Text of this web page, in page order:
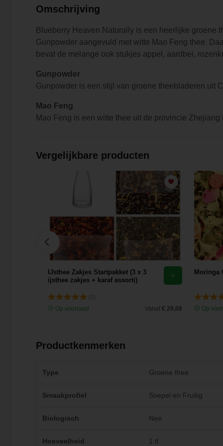
Omschrijving
Blueberry Heaven Naturally is een heerlijke groene
Gunpowder aangevuld met witte Mao Feng thee.
bevat de melange ook stukjes appel, aardbei,
Gunpowder
Gunpowder is een stijl van groene theebladeren uit
Mao Feng
Mao Feng is een witte thee uit de provincie
Vergelijkbare producten
IJsthee Zakjes Startpakket (3 x 3
ijsthee zakjes + karaf assorti)
Op voorraad
Vanaf € 20,08
Moringa
Op
Productkenmerken
Type Groene thee
Smaakprofiel Soepel en Fruitig
Biologisch Nee
Hoeveelheid 1 tl